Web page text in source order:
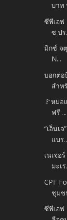
บาท
ซีพีเอฟ
ซ.ปร
มิกซ์ จ
N...
บอกต่อ
สำห
🚩หมอ
ฟรี ...
“เอ็นเ
แบร
เนเจอ
มะเร
CPF
ชุมช
ซีพีเอฟ